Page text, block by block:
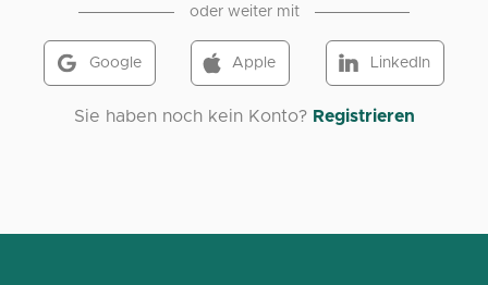
oder weiter mit
Google Apple LinkedIn
Sie haben noch kein Konto? Registrieren